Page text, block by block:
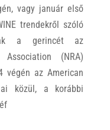
vagy január első
trendekről szóló
a gerincét az
(NRA)
végén az American
közül, a korábbi